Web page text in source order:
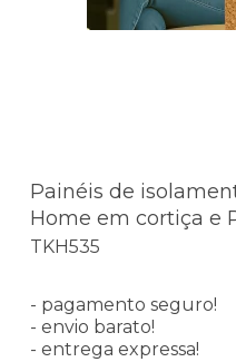
Painéis de
Home em cortiça e
TKH535
- pagamento seguro!
- envio barato!
- entrega expressa!